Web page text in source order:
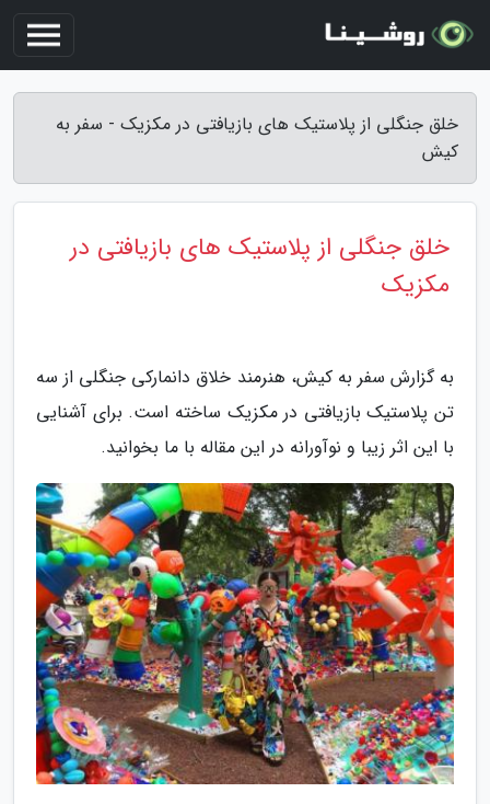
خلق جنگلی از پلاستیک های بازیافتی در مکزیک - سفر به
کیش
خلق جنگلی از پلاستیک های بازیافتی در
مکزیک
به گزارش سفر به کیش، هنرمند خلاق دانمارکی جنگلی از سه
تن پلاستیک بازیافتی در مکزیک ساخته است. برای آشنایی
با این اثر زیبا و نوآورانه در این مقاله با ما بخوانید.